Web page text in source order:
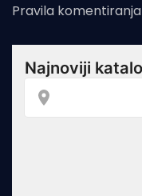
Pravila komentiranja